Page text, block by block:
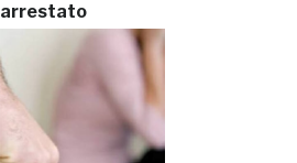
arrestato